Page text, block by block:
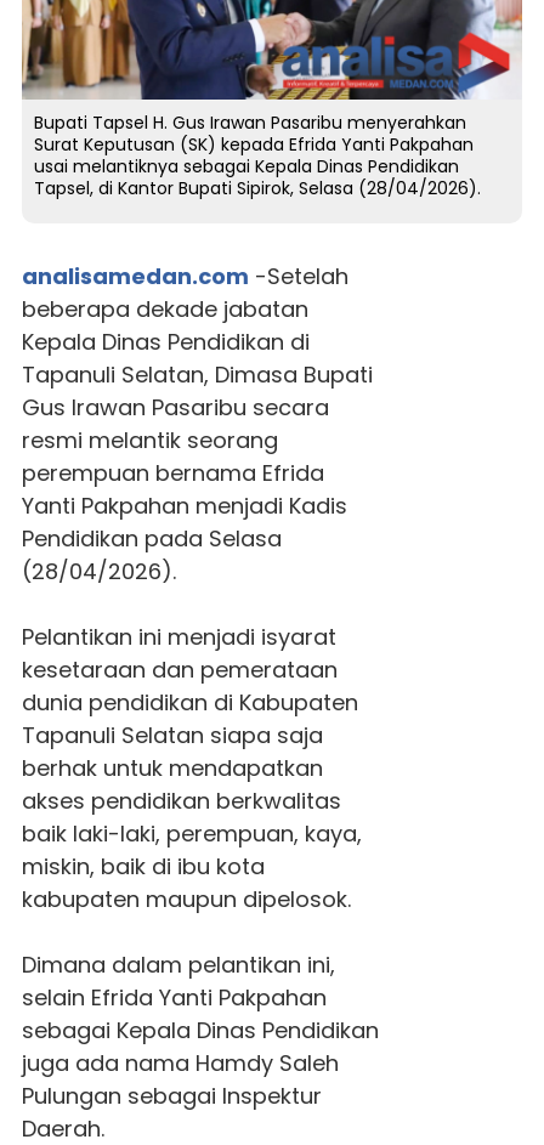
Bupati Tapsel H. Gus Irawan Pasaribu menyerahkan
Surat Keputusan (SK) kepada Efrida Yanti Pakpahan
usai melantiknya sebagai Kepala Dinas Pendidikan
Tapsel, di Kantor Bupati Sipirok, Selasa (28/04/2026).
analisamedan.com -Setelah
beberapa dekade jabatan
Kepala Dinas Pendidikan di
Tapanuli Selatan, Dimasa Bupati
Gus Irawan Pasaribu secara
resmi melantik seorang
perempuan bernama Efrida
Yanti Pakpahan menjadi Kadis
Pendidikan pada Selasa
(28/04/2026).
Pelantikan ini menjadi isyarat
kesetaraan dan pemerataan
dunia pendidikan di Kabupaten
Tapanuli Selatan siapa saja
berhak untuk mendapatkan
akses pendidikan berkwalitas
baik laki-laki, perempuan, kaya,
miskin, baik di ibu kota
kabupaten maupun dipelosok.
Dimana dalam pelantikan ini,
selain Efrida Yanti Pakpahan
sebagai Kepala Dinas Pendidikan
juga ada nama Hamdy Saleh
Pulungan sebagai Inspektur
Daerah.